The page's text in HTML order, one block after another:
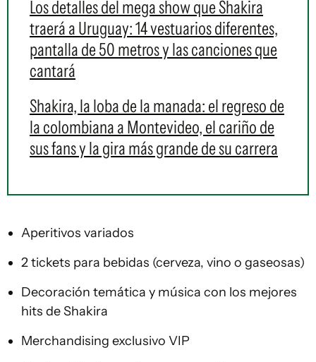
Los detalles del mega show que Shakira
traerá a Uruguay: 14 vestuarios diferentes,
pantalla de 50 metros y las canciones que
cantará
Shakira, la loba de la manada: el regreso de
la colombiana a Montevideo, el cariño de
sus fans y la gira más grande de su carrera
Aperitivos variados
2 tickets para bebidas (cerveza, vino o gaseosas)
Decoración temática y música con los mejores
hits de Shakira
Merchandising exclusivo VIP